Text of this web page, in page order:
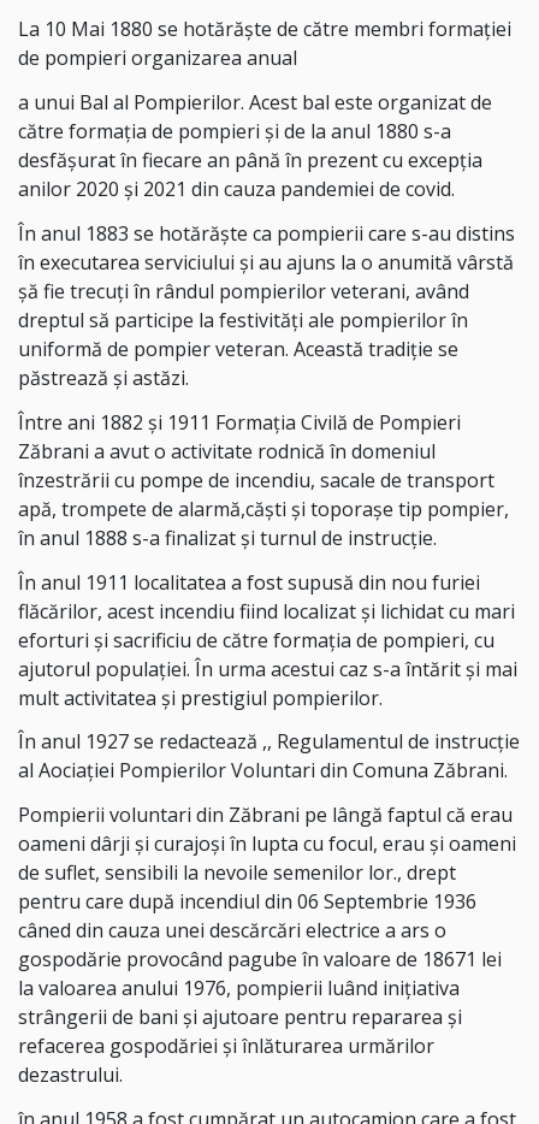
La 10 Mai 1880 se hotărăște de către membri formației
de pompieri organizarea anual
a unui Bal al Pompierilor. Acest bal este organizat de
către formația de pompieri și de la anul 1880 s-a
desfășurat în fiecare an până în prezent cu excepția
anilor 2020 și 2021 din cauza pandemiei de covid.
În anul 1883 se hotărăște ca pompierii care s-au distins
în executarea serviciului și au ajuns la o anumită vârstă
șă fie trecuți în rândul pompierilor veterani, având
dreptul să participe la festivități ale pompierilor în
uniformă de pompier veteran. Această tradiție se
păstrează și astăzi.
Între ani 1882 și 1911 Formația Civilă de Pompieri
Zăbrani a avut o activitate rodnică în domeniul
înzestrării cu pompe de incendiu, sacale de transport
apă, trompete de alarmă,căști și toporașe tip pompier,
în anul 1888 s-a finalizat și turnul de instrucție.
În anul 1911 localitatea a fost supusă din nou furiei
flăcărilor, acest incendiu fiind localizat și lichidat cu mari
eforturi și sacrificiu de către formația de pompieri, cu
ajutorul populației. În urma acestui caz s-a întărit și mai
mult activitatea și prestigiul pompierilor.
În anul 1927 se redactează ,, Regulamentul de instrucție
al Aociației Pompierilor Voluntari din Comuna Zăbrani.
Pompierii voluntari din Zăbrani pe lângă faptul că erau
oameni dârji și curajoși în lupta cu focul, erau și oameni
de suflet, sensibili la nevoile semenilor lor., drept
pentru care după incendiul din 06 Septembrie 1936
câned din cauza unei descărcări electrice a ars o
gospodărie provocând pagube în valoare de 18671 lei
la valoarea anului 1976, pompierii luând inițiativa
strângerii de bani și ajutoare pentru repararea și
refacerea gospodăriei și înlăturarea urmărilor
dezastrului.